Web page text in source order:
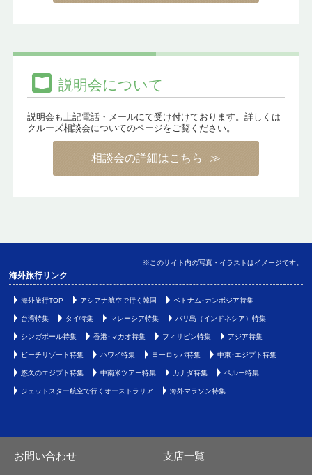
説明会について
説明会も上記電話・メールにて受け付けております。詳しくは
クルーズ相談会についてのページをご覧ください。
相談会の詳細はこちら
※このサイト内の写真・イラストはイメージです。
海外旅行リンク
海外旅行TOP アシアナ航空で行く韓国 ベトナム･カンボジア特集
台湾特集 タイ特集 マレーシア特集 バリ島（インドネシア）特集
シンガポール特集 香港･マカオ特集 フィリピン特集 アジア特集
ビーチリゾート特集 ハワイ特集 ヨーロッパ特集 中東･エジプト特集
悠久のエジプト特集 中南米ツアー特集 カナダ特集 ペルー特集
ジェットスター航空で行くオーストラリア 海外マラソン特集
お問い合わせ 支店一覧